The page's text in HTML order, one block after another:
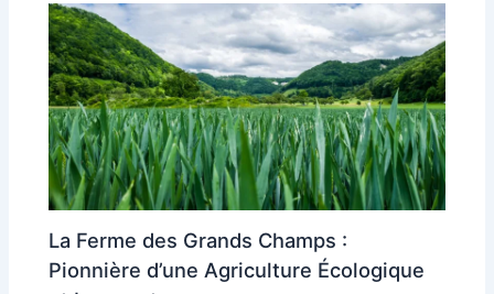
La Ferme des Grands Champs :
Pionnière d’une Agriculture Écologique